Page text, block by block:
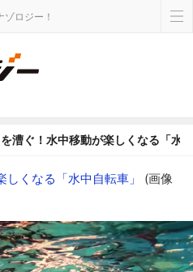
ロジー！
漕ぐ！水中移動が楽しくなる「水
くなる「水中自転車」 (画像